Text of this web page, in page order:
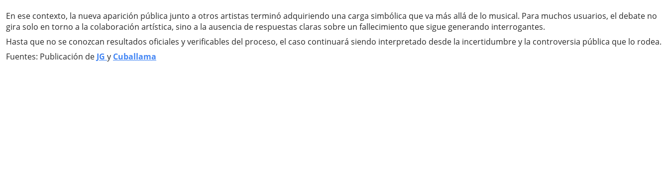
En ese contexto, la nueva aparición pública junto a otros artistas terminó adquiriendo una carga simbólica que va más allá de lo musical. Para muchos usuarios, el debate no
gira solo en torno a la colaboración artística, sino a la ausencia de respuestas claras sobre un fallecimiento que sigue generando interrogantes.
Hasta que no se conozcan resultados oficiales y verificables del proceso, el caso continuará siendo interpretado desde la incertidumbre y la controversia pública que lo rodea.
Fuentes: Publicación de JG y Cuballama